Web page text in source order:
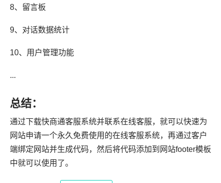
8、留言板
9、对话数据统计
10、用户管理功能
...
总结：
通过下载快商通客服系统并联系在线客服，就可以快速为
网站申请一个永久免费使用的在线客服系统，再通过客户
端绑定网站并生成代码，然后将代码添加到网站footer模板
中就可以使用了。